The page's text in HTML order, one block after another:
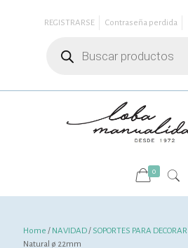
REGISTRARSE Contraseña perdida
productos
0
Home / NAVIDAD/ SOPORTES PARA DECORAR
Natural ø 22mm